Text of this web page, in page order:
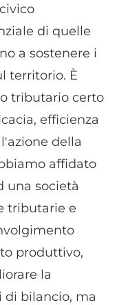
di quelle
a sostenere i
territorio. È
tributario certo
efficienza
della
affidato
una società
tributarie e
produttivo,
la
di bilancio, ma